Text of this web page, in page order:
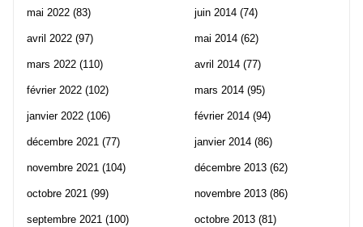
mai 2022 (83)
avril 2022 (97)
mars 2022 (110)
février 2022 (102)
janvier 2022 (106)
décembre 2021 (77)
novembre 2021 (104)
octobre 2021 (99)
septembre 2021 (100)
juin 2014 (74)
mai 2014 (62)
avril 2014 (77)
mars 2014 (95)
février 2014 (94)
janvier 2014 (86)
décembre 2013 (62)
novembre 2013 (86)
octobre 2013 (81)